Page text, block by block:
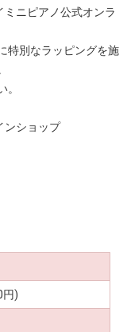
ミニピアノ公式オンラ
特別なラッピングを施
。
ンショップ
円)